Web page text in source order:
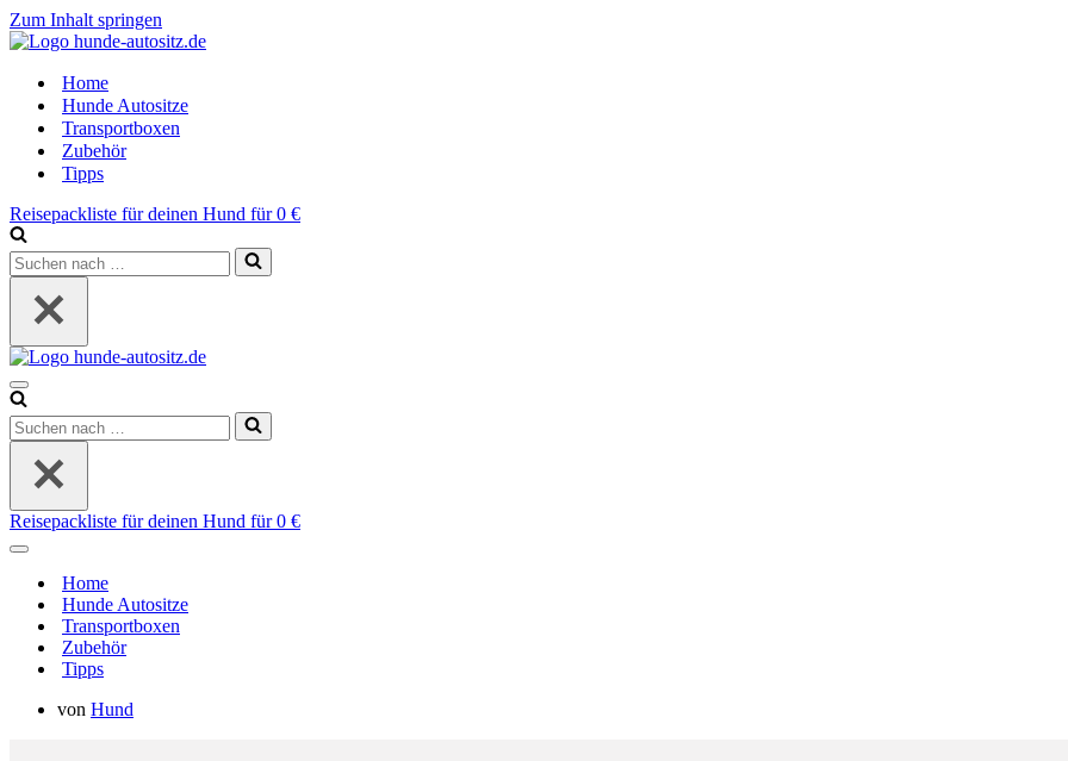
Zum Inhalt springen
Home
Hunde Autositze
Transportboxen
Zubehör
Tipps
Reisepackliste für deinen Hund für 0 €
Suchen
nach …
Navigations-
Menü
Suchen
nach …
Reisepackliste für deinen Hund für 0 €
Navigations-
Home
Hunde Autositze
Transportboxen
Zubehör
Tipps
von Hund